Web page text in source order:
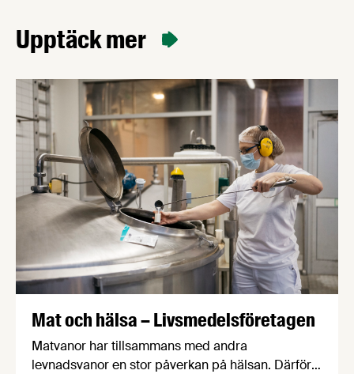
arbetat med produktutveckling och lagstiftningsfrågor på bl a
Arla, Unilever och Lantmännen och har en Master of Science
Upptäck mer
Mat och hälsa – Livsmedelsföretagen
Matvanor har tillsammans med andra
levnadsvanor en stor påverkan på hälsan. Därför